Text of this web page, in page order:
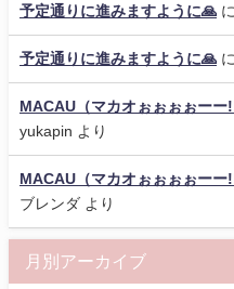
予定通りに進みますように🙏 に
予定通りに進みますように🙏 に
MACAU（マカオぉぉぉぉー
yukapin より
MACAU（マカオぉぉぉぉー
ブレンダ より
月別アーカイブ